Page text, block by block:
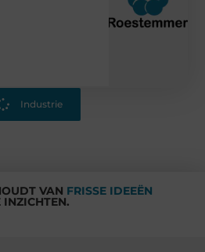
Industrie
VAN FRISSE IDEEËN
INZICHTEN.